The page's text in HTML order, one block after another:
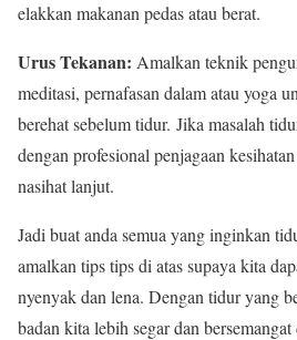
elakkan makanan pedas atau berat.
Urus Tekanan: Amalkan teknik
meditasi, pernafasan dalam atau yoga
berehat sebelum tidur. Jika masalah
dengan profesional penjagaan
nasihat lanjut.
Jadi buat anda semua yang inginkan
amalkan tips tips di atas supaya kita
nyenyak dan lena. Dengan tidur yang
badan kita lebih segar dan